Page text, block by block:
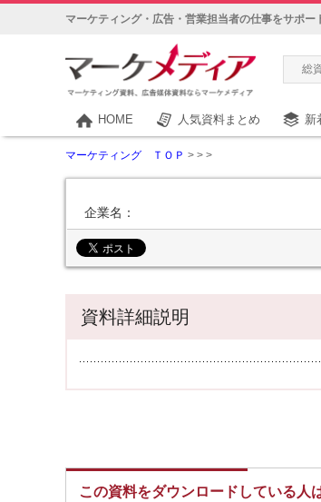
マーケティング・広告・営業担当者の仕事をサポー
総
HOME 人気資料まとめ 新
マーケティング ＴＯＰ > > >
企業名：
資料詳細説明
この資料をダウンロードしている人